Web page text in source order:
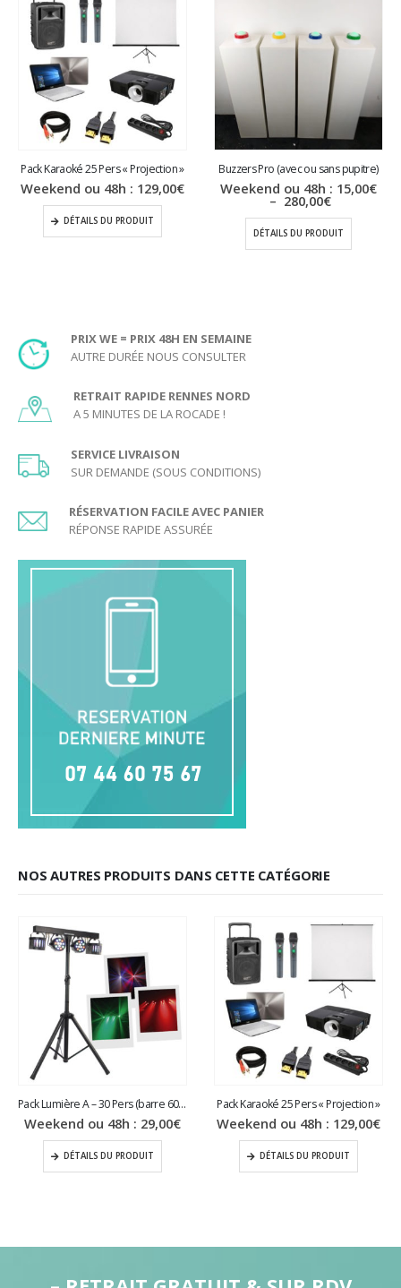
moyen d’ajouter de l
constituent un excellent moyen de
une atmosphère
amusanteet
. Quel cela soit lors d’un
anniversaire
mariage
ou autres ce système karaoké vous
permettra d’ajouter du divertissement lors de votre réception.
Pack Karaoké 25 Pers « Projection »
Weekend ou 48h : 129,00€
DÉTAILS DU PRODUIT
Buzzers Pro (avec ou sans pupitre)
Weekend ou 48h : 15,00€
– 280,00€Plage
prix :
15,00€
à
DÉTAILS DU PRODUIT
PRIX WE = PRIX 48H EN SEMAINE
AUTRE DURÉE NOUS CONSULTER
RETRAIT RAPIDE RENNES NORD
A 5 MINUTES DE LA ROCADE !
SERVICE LIVRAISON
SUR DEMANDE (SOUS CONDITIONS)
RÉSERVATION FACILE AVEC PANIER
RÉPONSE RAPIDE ASSURÉE
NOS AUTRES PRODUITS DANS CETTE CATÉGORIE
Pack Lumière A – 30 Pers (barre 60 cm)
Weekend ou 48h : 29,00€
DÉTAILS DU PRODUIT
Pack Karaoké 25 Pers « Projection »
Weekend ou 48h : 129,00€
DÉTAILS DU PRODUIT